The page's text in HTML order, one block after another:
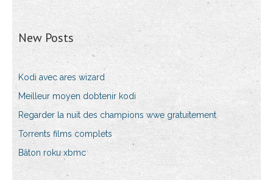
New Posts
Kodi avec ares wizard
Meilleur moyen dobtenir kodi
Regarder la nuit des champions wwe gratuitement
Torrents films complets
Bâton roku xbmc